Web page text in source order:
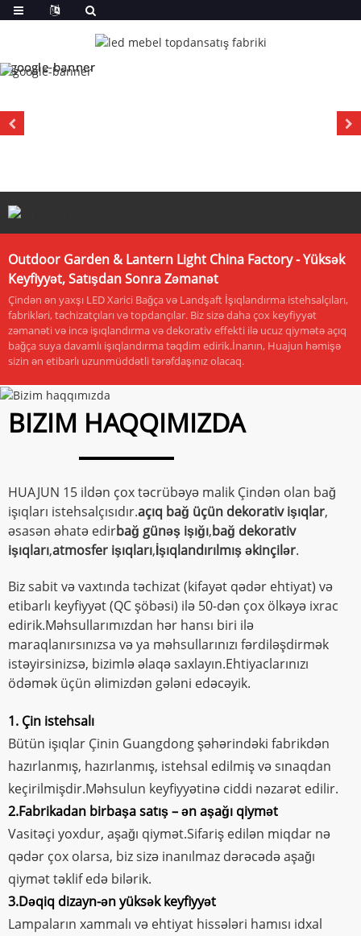
Outdoor Garden & Lantern Light China Factory - Yüksək
Keyfiyyət, Satışdan Sonra Zəmanət
Çindən ən yaxşı LED Xarici Bağça və Landşaft İşıqlandırma istehsalçıları,
fabrikləri, təchizatçıları və topdançılar. Biz sizə daha çox keyfiyyət
zəmanəti və incə işıqlandırma və dekorativ effekti ilə ucuz qiymətə açıq
bağça suya davamlı işıqlandırma təqdim edirik.İnanın, Huajun həmişə
sizin ən etibarlı uzunmüddətli tərəfdaşınız olacaq.
BIZIM HAQQIMIZDA
HUAJUN 15 ildən çox təcrübəyə malik Çindən olan bağ
işıqları istehsalçısıdır.açıq bağ üçün dekorativ işıqlar,
əsasən əhatə edirbağ günəş işığı,bağ dekorativ
işıqları,atmosfer işıqları,İşıqlandırılmış əkinçilər.
Biz sabit və vaxtında təchizat (kifayət qədər ehtiyat) və
etibarlı keyfiyyət (QC şöbəsi) ilə 50-dən çox ölkəyə ixrac
edirik.Məhsullarımızdan hər hansı biri ilə
maraqlanırsınızsa və ya məhsullarınızı fərdiləşdirmək
istəyirsinizsə, bizimlə əlaqə saxlayın.Ehtiyaclarınızı
ödəmək üçün əlimizdən gələni edəcəyik.
1. Çin istehsalı
Bütün işıqlar Çinin Guangdong şəhərindəki fabrikdən
hazırlanmış, hazırlanmış, istehsal edilmiş və sınaqdan
keçirilmişdir.Məhsulun keyfiyyətinə ciddi nəzarət edilir.
2.Fabrikadan birbaşa satış – ən aşağı qiymət
Vasitəçi yoxdur, aşağı qiymət.Sifariş edilən miqdar nə
qədər çox olarsa, biz sizə inanılmaz dərəcədə aşağı
qiymət təklif edə bilərik.
3.Dəqiq dizayn-ən yüksək keyfiyyət
Lampaların xammalı və ehtiyat hissələri hamısı idxal